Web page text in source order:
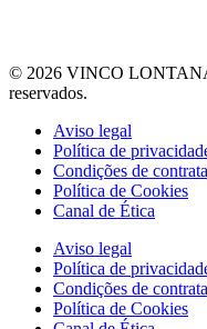
© 2026 VINCO
reservados.
Aviso legal
Política de
Condições de
Política de Cookies
Canal de Ética
Aviso legal
Política de
Condições de
Política de Cookies